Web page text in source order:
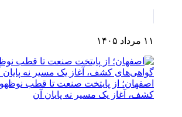
۱۱ مرداد ۱۴۰۵
اصفهان؛ از پایتخت صنعت تا قطب
کشف، آغاز یک مسیر نه پایان آن